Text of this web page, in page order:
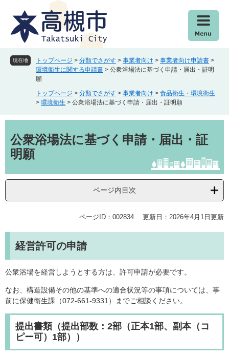
現在地 トップページ > 分類でさがす > 事業者向け > 事業者向け申請書 >
環境衛生に関する申請書 > 公衆浴場法に基づく申請・届出・証明
願
トップページ > 分類でさがす > 事業者向け > 食品衛生・環境衛生
> 環境衛生 > 公衆浴場法に基づく申請・届出・証明願
公衆浴場法に基づく申請・届出・証
明願
ページ内目次
ページID：002834 更新日：2026年4月1日更新
経営許可の申請
公衆浴場を経営しようとする方は、許可申請が必要です。
なお、構造設備その他の基準への適合状況等の事項については、事
前に保健衛生課（072-661-9331）までご相談ください。
提出書類（提出部数：2部（正本1部、副本（コ
ピー可）1部））